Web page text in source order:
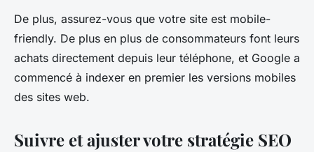
De plus, assurez-vous que votre site est mobile-
friendly. De plus en plus de consommateurs font leurs
achats directement depuis leur téléphone, et Google a
commencé à indexer en premier les versions mobiles
des sites web.
Suivre et ajuster votre stratégie SEO